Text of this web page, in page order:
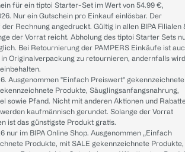
für ein tiptoi Starter-Set im Wert von 54.99 €,
Nur ein Gutschein pro Einkauf einlösbar. Der
Rechnung angedruckt. Gültig in allen BIPA Filialen
der Vorrat reicht. Abholung des tiptoi Starter Sets
Bei Retournierung der PAMPERS Einkäufe ist
Originalverpackung zu retournieren, andernfalls wird
Ausgenommen "Einfach Preiswert" gekennzeichnete
Produkte, Säuglingsanfangsnahrung,
sowie Pfand. Nicht mit anderen Aktionen und
kaufmännisch gerundet. Solange der Vorrat
ist das günstigste Produkt gratis.
nur im BIPA Online Shop. Ausgenommen „Einfach
Produkte, mit SALE gekennzeichnete Produkte,